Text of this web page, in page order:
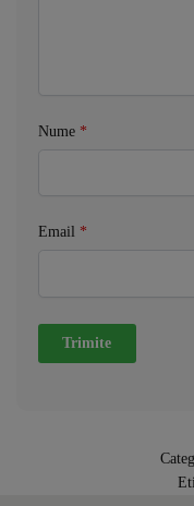
Nume *
Email *